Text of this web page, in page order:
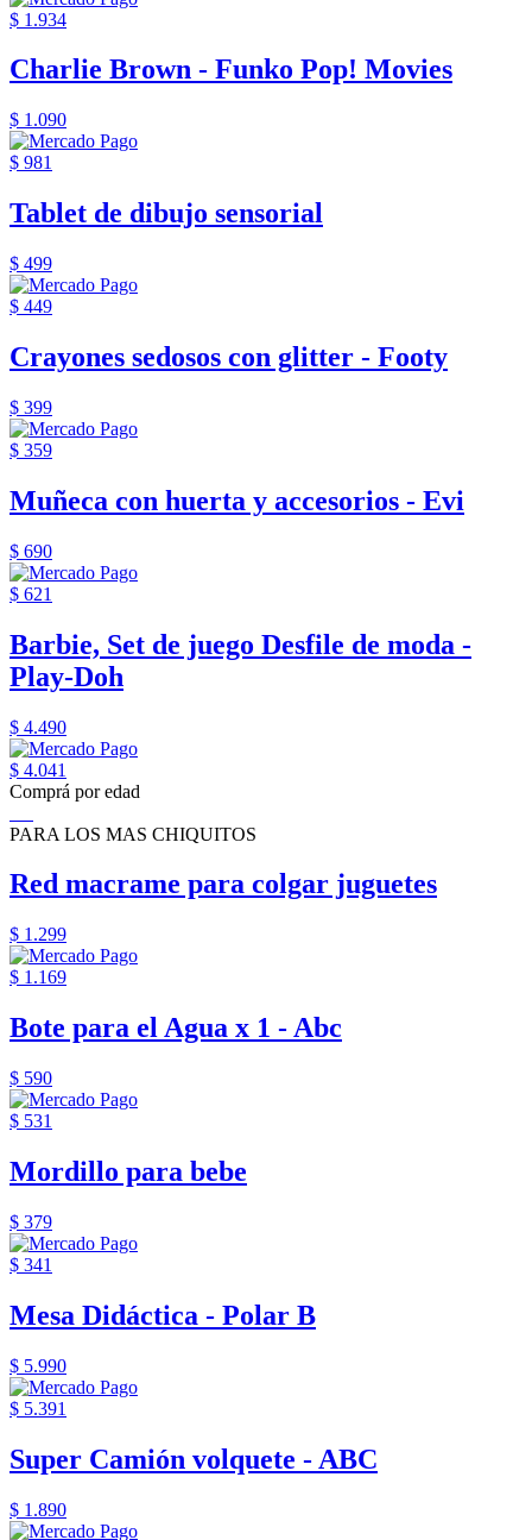
$ 1.934
Charlie Brown - Funko Pop! Movies
$ 1.090
$ 981
Tablet de dibujo sensorial
$ 499
$ 449
Crayones sedosos con glitter - Footy
$ 399
$ 359
Muñeca con huerta y accesorios - Evi
$ 690
$ 621
Barbie, Set de juego Desfile de moda -
Play-Doh
$ 4.490
$ 4.041
Comprá por edad
PARA LOS MAS CHIQUITOS
Red macrame para colgar juguetes
$ 1.299
$ 1.169
Bote para el Agua x 1 - Abc
$ 590
$ 531
Mordillo para bebe
$ 379
$ 341
Mesa Didáctica - Polar B
$ 5.990
$ 5.391
Super Camión volquete - ABC
$ 1.890